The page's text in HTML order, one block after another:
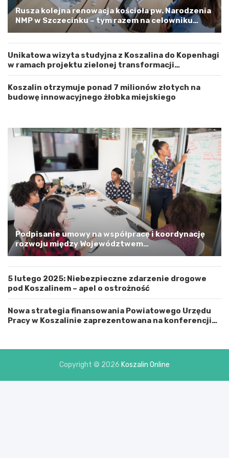
w
c
h
o
d
n
p
k
i
m
G
n
i
a
s
t
e
o
s
n
o
ś
ć
Rusza kolejna renowacja kościoła pw. Narodzenia
NMP w Szczecinku – tym razem na celowniku
zachodnia elewacja i główne wejście
Unikatowa wizyta studyjna z Koszalina do Kopenhagi
w ramach projektu zielonej transformacji
energetycznej
Koszalin otrzymuje ponad 7 milionów złotych na
budowę innowacyjnego żłobka miejskiego
Podpisanie umowy na współpracę i koordynację
rozwoju między Województwem
Zachodniopomorskim a Gminą Miastem Koszalin
5 lutego 2025: Niebezpieczne zdarzenie drogowe
pod Koszalinem – apel o ostrożność
Nowa strategia finansowania Powiatowego Urzędu
Pracy w Koszalinie zaprezentowana na konferencji
Copyright © 2026 Koszalin Online